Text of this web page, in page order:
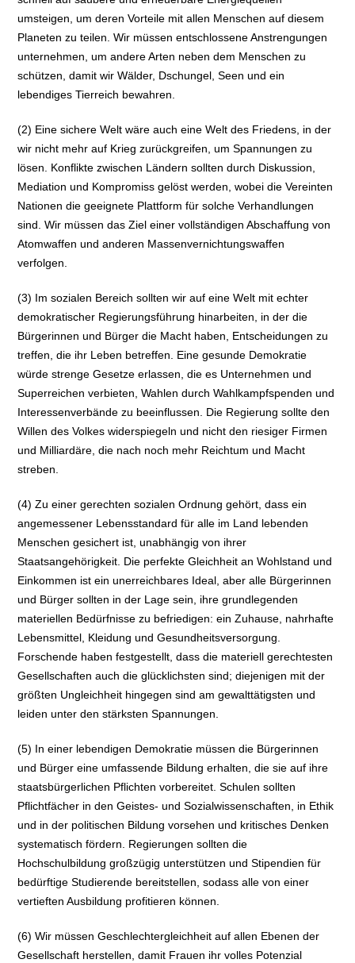
umsteigen, um deren Vorteile mit allen Menschen auf diesem
Planeten zu teilen. Wir müssen entschlossene Anstrengungen
unternehmen, um andere Arten neben dem Menschen zu
schützen, damit wir Wälder, Dschungel, Seen und ein
lebendiges Tierreich bewahren.
(2) Eine sichere Welt wäre auch eine Welt des Friedens, in der
wir nicht mehr auf Krieg zurückgreifen, um Spannungen zu
lösen. Konflikte zwischen Ländern sollten durch Diskussion,
Mediation und Kompromiss gelöst werden, wobei die Vereinten
Nationen die geeignete Plattform für solche Verhandlungen
sind. Wir müssen das Ziel einer vollständigen Abschaffung von
Atomwaffen und anderen Massenvernichtungswaffen
verfolgen.
(3) Im sozialen Bereich sollten wir auf eine Welt mit echter
demokratischer Regierungsführung hinarbeiten, in der die
Bürgerinnen und Bürger die Macht haben, Entscheidungen zu
treffen, die ihr Leben betreffen. Eine gesunde Demokratie
würde strenge Gesetze erlassen, die es Unternehmen und
Superreichen verbieten, Wahlen durch Wahlkampfspenden und
Interessenverbände zu beeinflussen. Die Regierung sollte den
Willen des Volkes widerspiegeln und nicht den riesiger Firmen
und Milliardäre, die nach noch mehr Reichtum und Macht
streben.
(4) Zu einer gerechten sozialen Ordnung gehört, dass ein
angemessener Lebensstandard für alle im Land lebenden
Menschen gesichert ist, unabhängig von ihrer
Staatsangehörigkeit. Die perfekte Gleichheit an Wohlstand und
Einkommen ist ein unerreichbares Ideal, aber alle Bürgerinnen
und Bürger sollten in der Lage sein, ihre grundlegenden
materiellen Bedürfnisse zu befriedigen: ein Zuhause, nahrhafte
Lebensmittel, Kleidung und Gesundheitsversorgung.
Forschende haben festgestellt, dass die materiell gerechtesten
Gesellschaften auch die glücklichsten sind; diejenigen mit der
größten Ungleichheit hingegen sind am gewalttätigsten und
leiden unter den stärksten Spannungen.
(5) In einer lebendigen Demokratie müssen die Bürgerinnen
und Bürger eine umfassende Bildung erhalten, die sie auf ihre
staatsbürgerlichen Pflichten vorbereitet. Schulen sollten
Pflichtfächer in den Geistes- und Sozialwissenschaften, in Ethik
und in der politischen Bildung vorsehen und kritisches Denken
systematisch fördern. Regierungen sollten die
Hochschulbildung großzügig unterstützen und Stipendien für
bedürftige Studierende bereitstellen, sodass alle von einer
vertieften Ausbildung profitieren können.
(6) Wir müssen Geschlechtergleichheit auf allen Ebenen der
Gesellschaft herstellen, damit Frauen ihr volles Potenzial